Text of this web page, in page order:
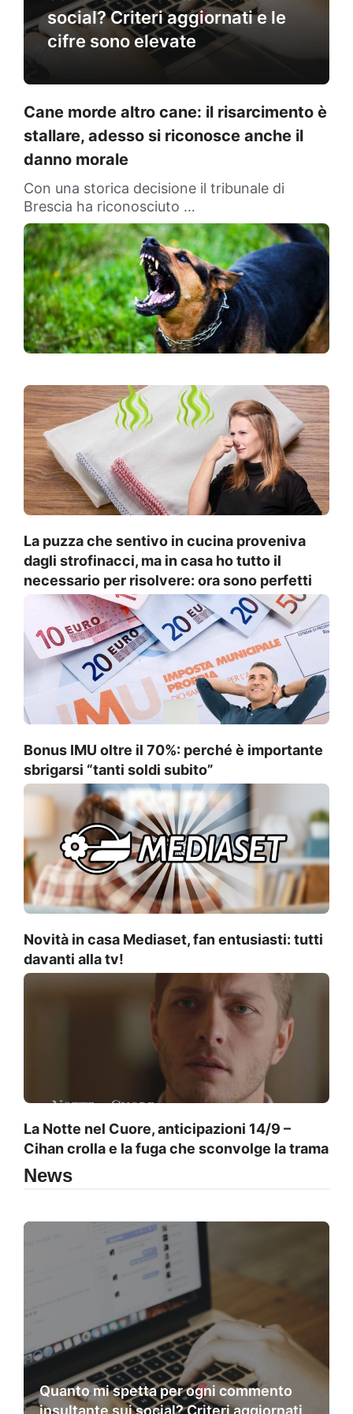
social? Criteri aggiornati e le
cifre sono elevate
Cane morde altro cane: il risarcimento è
stallare, adesso si riconosce anche il
danno morale
Con una storica decisione il tribunale di
Brescia ha riconosciuto …
La puzza che sentivo in cucina proveniva
dagli strofinacci, ma in casa ho tutto il
necessario per risolvere: ora sono perfetti
Bonus IMU oltre il 70%: perché è importante
sbrigarsi “tanti soldi subito”
Novità in casa Mediaset, fan entusiasti: tutti
davanti alla tv!
La Notte nel Cuore, anticipazioni 14/9 –
Cihan crolla e la fuga che sconvolge la trama
News
Quanto mi spetta per ogni commento